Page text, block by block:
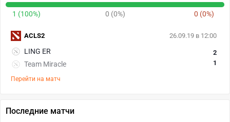
1 (100%) 0 (0%) 0 (0%)
26.09.19 в 12:00
LING ER
Team Miracle
2
1
Перейти на матч
ACLS2
Последние матчи